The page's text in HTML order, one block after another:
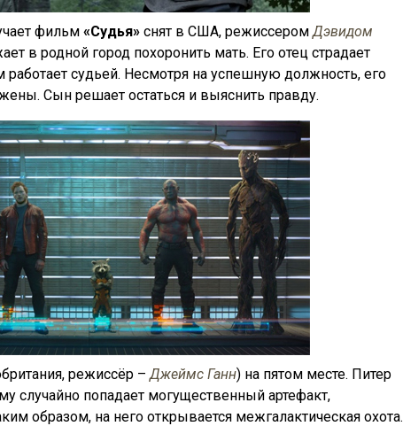
фильм «Судья» снят в США, режиссеромДэвидом
в родной город похоронить мать. Его отец страдает
работает судьей. Несмотря на успешную должность, его
Сын решает остаться и выяснить правду.
режиссёр –Джеймс Ганн) на пятом месте. Питер
случайно попадает могущественный артефакт,
образом, на него открывается межгалактическая охота.